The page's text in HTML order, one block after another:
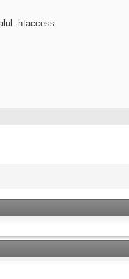
.htaccess